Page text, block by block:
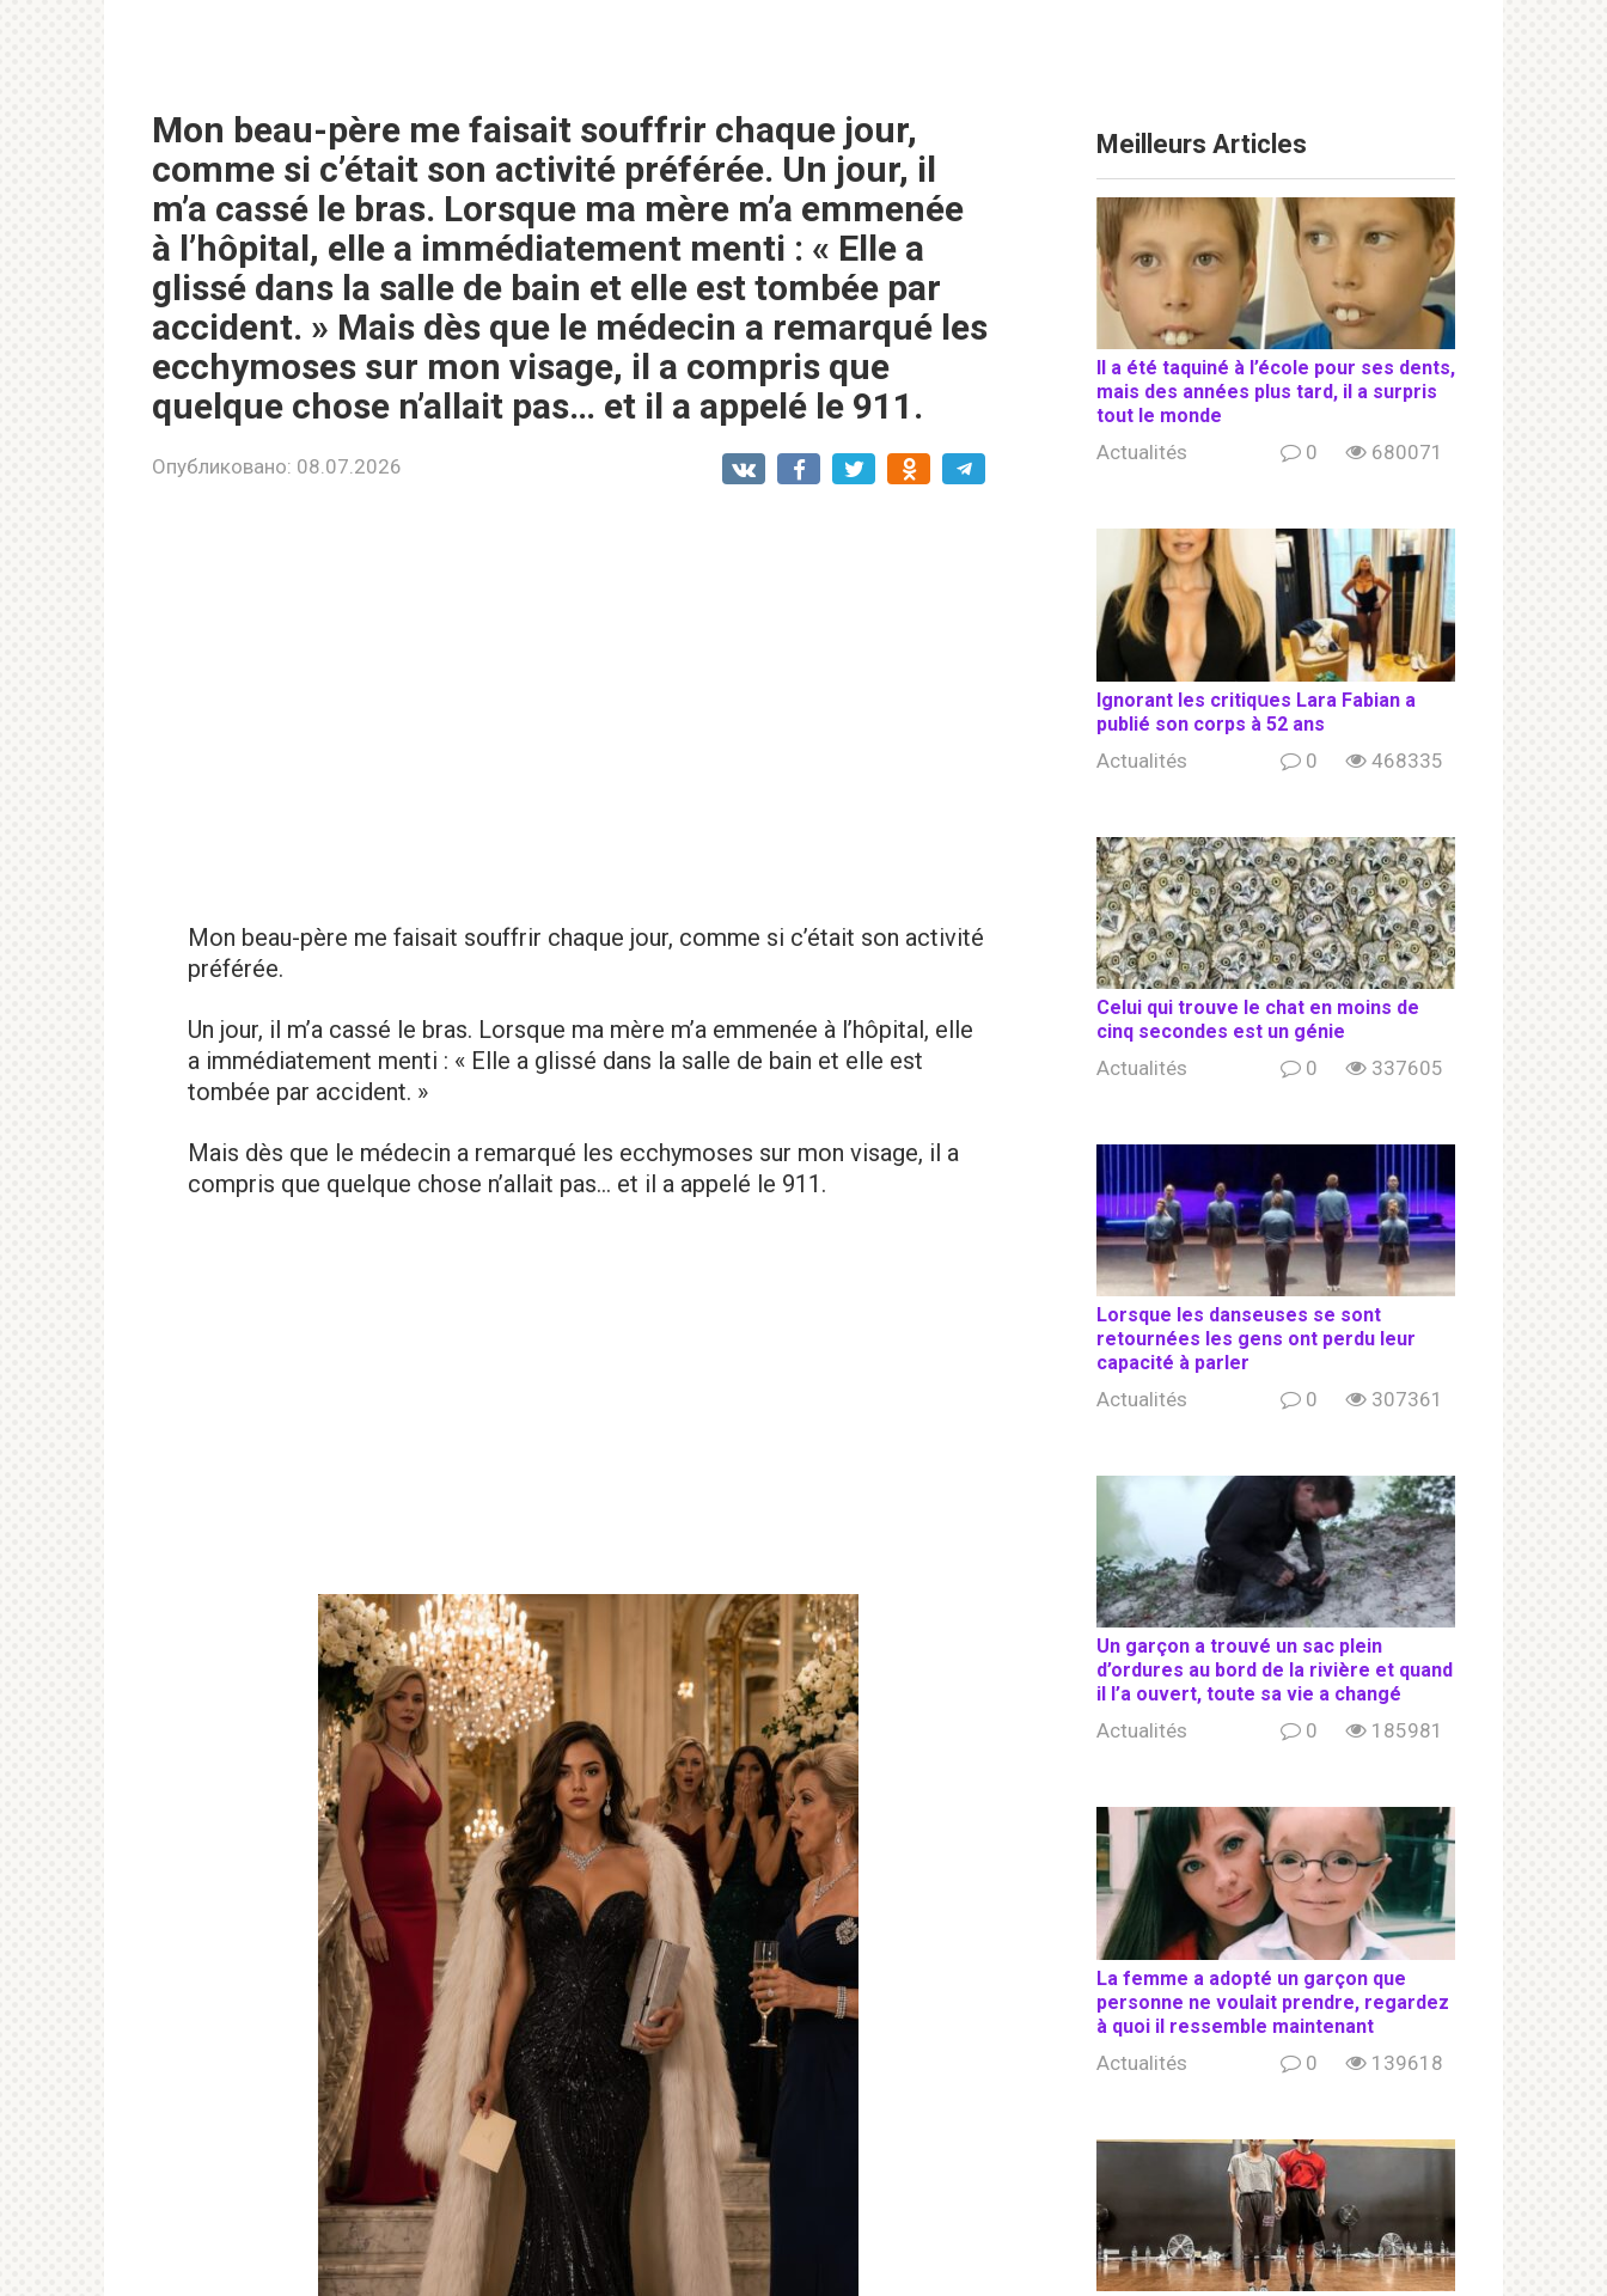
Mon beau-père me faisait souffrir chaque jour,
comme si c’était son activité préférée. Un jour, il
m’a cassé le bras. Lorsque ma mère m’a emmenée
à l’hôpital, elle a immédiatement menti : « Elle a
glissé dans la salle de bain et elle est tombée par
accident. » Mais dès que le médecin a remarqué les
ecchymoses sur mon visage, il a compris que
quelque chose n’allait pas… et il a appelé le 911.
Опубликовано: 08.07.2026
Mon beau-père me faisait souffrir chaque jour, comme si c’était son activité
préférée.
Un jour, il m’a cassé le bras. Lorsque ma mère m’a emmenée à l’hôpital, elle
a immédiatement menti : « Elle a glissé dans la salle de bain et elle est
tombée par accident. »
Mais dès que le médecin a remarqué les ecchymoses sur mon visage, il a
compris que quelque chose n’allait pas… et il a appelé le 911.
Meilleurs Articles
Il a été taquiné à l’école pour ses dents,
mais des années plus tard, il a surpris
tout le monde
Actualités 0 680071
Ignorant les сritiqսеs Lara Fabian a
publié son соrрs à 52 ans
Actualités 0 468335
Celui qui trouve le chat en moins de
cinq secondes est un génie
Actualités 0 337605
Lorsque les danseuses se sont
retournées les gens ont perdu leur
capacité à parler
Actualités 0 307361
Un garçon a trouvé un sac plein
d’ordures au bord de la rivière et quand
il l’a ouvert, toute sa vie a changé
Actualités 0 185981
La femme a adopté un garçon que
personne ne voulait prendre, regardez
à quoi il ressemble maintenant
Actualités 0 139618